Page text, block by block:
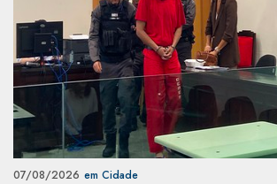
07/08/2026 em Cidade